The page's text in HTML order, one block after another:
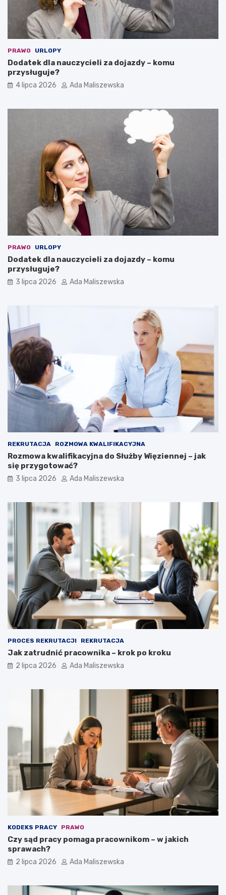
PRAWO URLOPY
Dodatek dla nauczycieli za dojazdy – komu
przysługuje?
4 lipca 2026 Ada Maliszewska
PRAWO URLOPY
Dodatek dla nauczycieli za dojazdy – komu
przysługuje?
3 lipca 2026 Ada Maliszewska
REKRUTACJA ROZMOWA KWALIFIKACYJNA
Rozmowa kwalifikacyjna do Służby Więziennej – jak
się przygotować?
3 lipca 2026 Ada Maliszewska
PROCES REKRUTACJI REKRUTACJA
Jak zatrudnić pracownika – krok po kroku
2 lipca 2026 Ada Maliszewska
KODEKS PRACY PRAWO
Czy sąd pracy pomaga pracownikom – w jakich
sprawach?
2 lipca 2026 Ada Maliszewska